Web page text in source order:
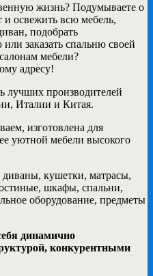
жизнь? Подумываете о
и освежить всю мебель,
подобрать
заказать спальню своей
мебели?
адресу!
лучших производителей
Италии и Китая.
изготовлена для
уютной мебели высокого
кушетки, матрасы,
шкафы, спальни,
оборудование, предметы
динамично
конкурентными